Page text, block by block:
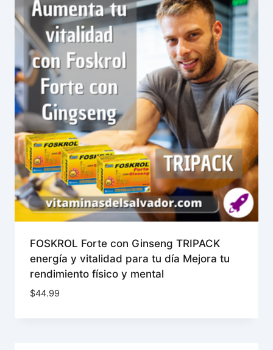
FOSKROL Forte con Ginseng TRIPACK
energía y vitalidad para tu día Mejora tu
rendimiento físico y mental
$44.99